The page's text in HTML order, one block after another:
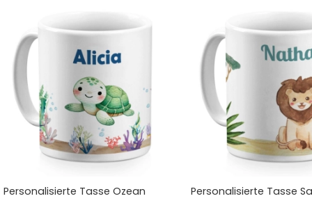
Personalisierte Tasse Ozean
Personalisierte Tasse